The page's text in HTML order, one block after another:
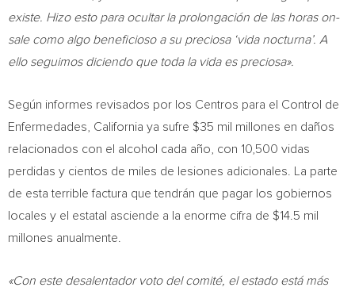
existe. Hizo esto para ocultar la prolongación de las horas on-
sale como algo beneficioso a su preciosa ‘vida nocturna’. A
ello seguimos diciendo que toda la vida es preciosa».
Según informes revisados por los Centros para el Control de
Enfermedades, California ya sufre $35 mil millones en daños
relacionados con el alcohol cada año, con 10,500 vidas
perdidas y cientos de miles de lesiones adicionales. La parte
de esta terrible factura que tendrán que pagar los gobiernos
locales y el estatal asciende a la enorme cifra de $14.5 mil
millones anualmente.
«Con este desalentador voto del comité, el estado está más